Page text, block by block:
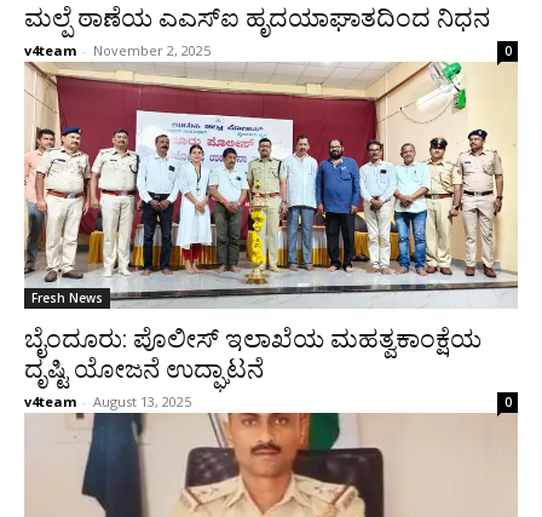
ಮಲ್ಪೆ ಠಾಣೆಯ ಎಎಸ್‌ಐ ಹೃದಯಾಘಾತದಿಂದ ನಿಧನ
v4team - November 2, 2025 0
Fresh News
ಬೈಂದೂರು: ಪೊಲೀಸ್‌ ಇಲಾಖೆಯ ಮಹತ್ವಕಾಂಕ್ಷೆಯ
ದೃಷ್ಟಿ ಯೋಜನೆ ಉದ್ಘಾಟನೆ
v4team - August 13, 2025 0